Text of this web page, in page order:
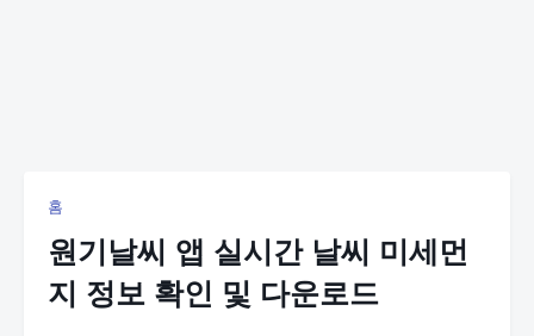
홈
원기날씨 앱 실시간 날씨 미세먼
지 정보 확인 및 다운로드